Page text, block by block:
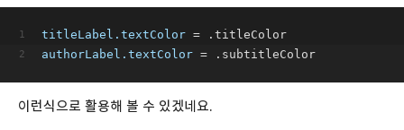
titleLabel.textColor = .titleColor
authorLabel.textColor = .subtitleColor
이런식으로 활용해 볼 수 있겠네요.